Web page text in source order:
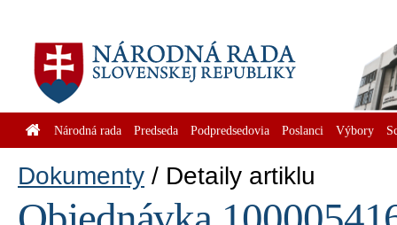
Národná rada Predseda Podpredsedovia Poslanci Výbory
Dokumenty Detaily artiklu